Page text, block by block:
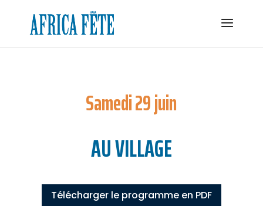
Samedi 29 juin
AU VILLAGE
Télécharger le programme en PDF